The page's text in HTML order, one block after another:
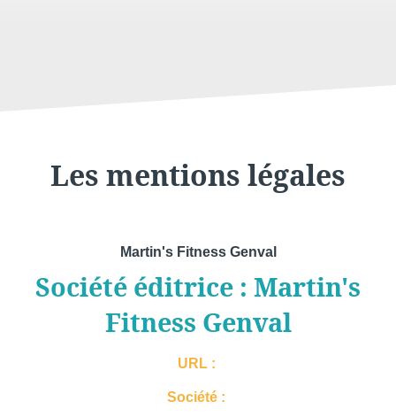
Les mentions légales
Martin's Fitness Genval
Société éditrice : Martin's
Fitness Genval
URL :
Société :